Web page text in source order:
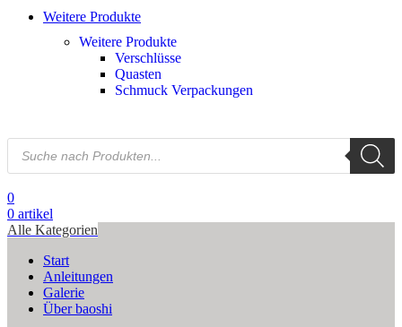
Weitere Produkte
Weitere Produkte
Verschlüsse
Quasten
Schmuck Verpackungen
0
0 artikel
Alle Kategorien
Start
Anleitungen
Galerie
Über baoshi